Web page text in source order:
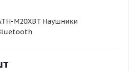
M20XBT Наушники